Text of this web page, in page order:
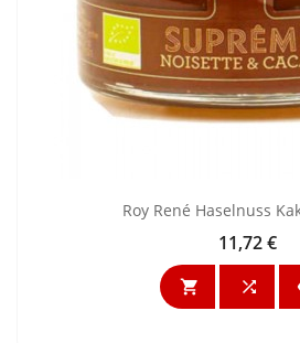
Roy René Haselnuss
Preis
11,72 €
 